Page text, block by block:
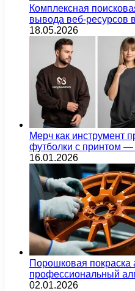
Комплексная
вывода веб-ресурсов
18.05.2026
Мерч как инструмент
футболки с принтом
16.01.2026
Порошковая покраска
профессиональный
02.01.2026